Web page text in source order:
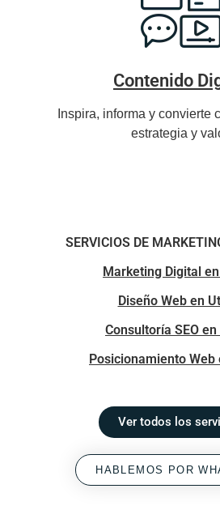
Contenido
Inspira, informa y convierte
estrategia y
SERVICIOS DE
Marketing Digital
Diseño Web en
Consultoría SEO
Posicionamiento Web
Ver todos los
HABLEMOS POR